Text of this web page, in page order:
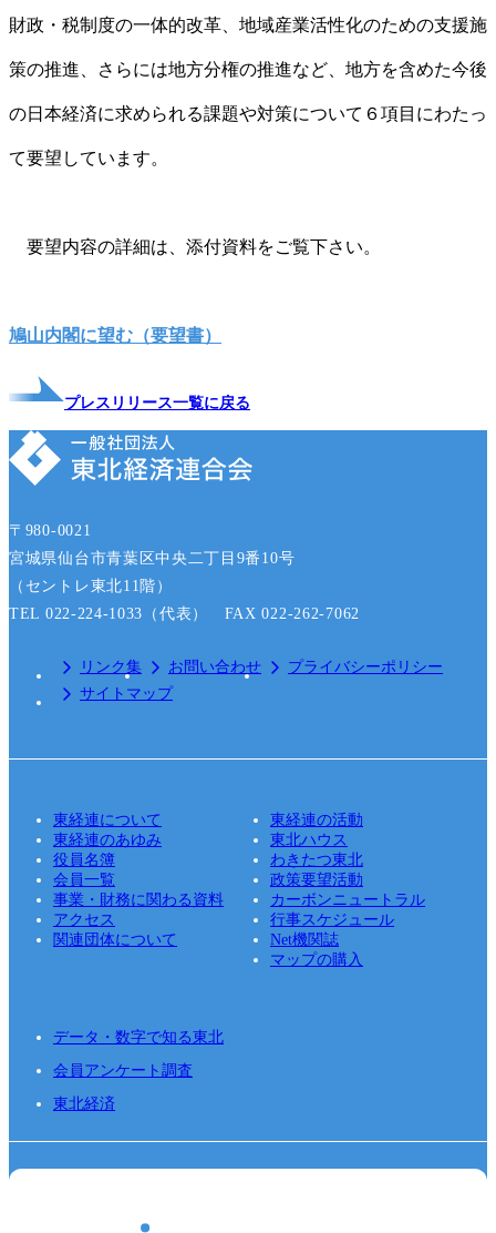
財政・税制度の一体的改革、地域産業活性化のための支援施
策の推進、さらには地方分権の推進など、地方を含めた今後
の日本経済に求められる課題や対策について６項目にわたっ
て要望しています。
要望内容の詳細は、添付資料をご覧下さい。
鳩山内閣に望む（要望書）
プレスリリース一覧に戻る
〒980-0021
宮城県仙台市青葉区中央二丁目9番10号
（セントレ東北11階）
TEL 022-224-1033（代表） FAX 022-262-7062
リンク集 お問い合わせ
プライバシーポリシー
サイトマップ
東経連について
東経連の活動
東経連のあゆみ
東北ハウス
役員名簿
わきたつ東北
会員一覧
政策要望活動
事業・財務に関わる資料
カーボンニュートラル
アクセス
行事スケジュール
関連団体について
Net機関誌
マップの購入
データ・数字で知る東北
会員アンケート調査
東北経済